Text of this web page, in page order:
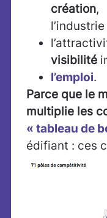
création,
l’industrie
visibilité
l’emploi.
Parce que le
multiplie les
« tableau de
édifiant : ces